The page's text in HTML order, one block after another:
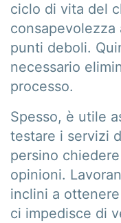
ciclo di vita del
punti deboli.
necessario
processo.
Spesso, è utile
testare i servizi
persino
opinioni.
inclini a
ci impedisce di